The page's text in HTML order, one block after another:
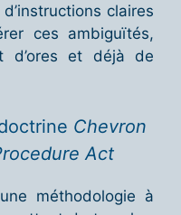
claires
ces ambiguïtés,
d’ores et déjà de
Chevron
Act
méthodologie à